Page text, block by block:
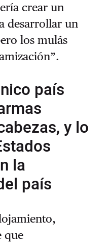
crear un
desarrollar un
los mulás
país
y lo
la
país
que